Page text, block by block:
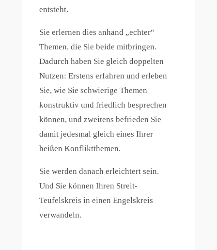
entsteht.
Sie erlernen dies anhand „echter“
Themen, die Sie beide mitbringen.
Dadurch haben Sie gleich doppelten
Nutzen: Erstens erfahren und erleben
Sie, wie Sie schwierige Themen
konstruktiv und friedlich besprechen
können, und zweitens befrieden Sie
damit jedesmal gleich eines Ihrer
heißen Konfliktthemen.
Sie werden danach erleichtert sein.
Und Sie können Ihren Streit-
Teufelskreis in einen Engelskreis
verwandeln.